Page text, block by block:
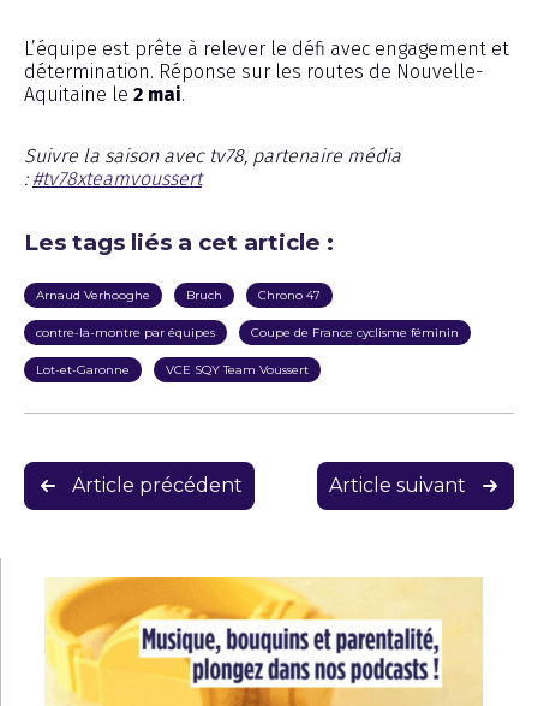
L’équipe est prête à relever le défi avec engagement et
détermination. Réponse sur les routes de Nouvelle-
Aquitaine le 2 mai.
Suivre la saison avec tv78, partenaire média
: #tv78xteamvoussert
Les tags liés a cet article :
Arnaud Verhooghe Bruch Chrono 47
contre-la-montre par équipes Coupe de France cyclisme féminin
Lot-et-Garonne VCE SQY Team Voussert
Navigation
de
Article précédent Article suivant